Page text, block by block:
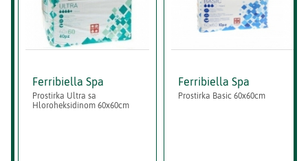
Ferribiella Spa
Prostirka Ultra sa
Hloroheksidinom 60x60cm
Ferribiella Spa
Prostirka Basic 60x60cm